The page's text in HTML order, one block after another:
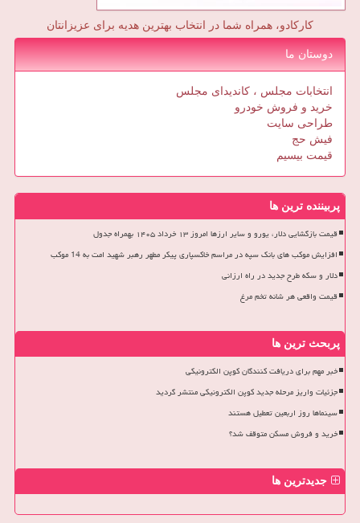
کارکادو، همراه شما در انتخاب بهترین هدیه برای عزیزانتان
دوستان ما
انتخابات مجلس ، کاندیدای مجلس
خرید و فروش خودرو
طراحی سایت
فیش حج
قیمت بیسیم
پربیننده ترین ها
قیمت بازگشایی دلار، یورو و سایر ارزها امروز ۱۳ خرداد ۱۴۰۵ بهمراه جدول
افزایش موکب های بانک سپه در مراسم خاکسپاری پیکر مطهر رهبر شهید امت به 14 موکب
دلار و سکه طرح جدید در راه ارزانی
قیمت واقعی هر شانه تخم مرغ
پربحث ترین ها
خبر مهم برای دریافت کنندگان کوپن الکترونیکی
جزئیات واریز مرحله جدید کوپن الکترونیکی منتشر گردید
سینماها روز اربعین تعطیل هستند
خرید و فروش مسکن متوقف شد؟
جدیدترین ها